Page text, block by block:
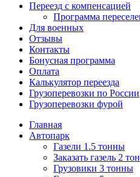
Переезд с компенсацией
Программа
Для военных
Отзывы
Контакты
Бонусная программа
Оплата
Калькулятор переезда
Грузоперевозки по России
Грузоперевозки фурой
Главная
Автопарк
Газели 1.5 тонны
Заказать газель 2
Грузовики 3 тонны